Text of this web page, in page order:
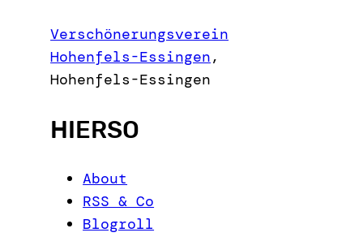
c
h
Verschönerungsverein
Hohenfels-Essingen,
Hohenfels-Essingen
HIERSO
About
RSS & Co
Blogroll